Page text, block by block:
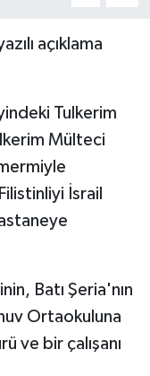
açıklama
Tulkerim
Mülteci
İsrail
Batı Şeria'nın
Ortaokuluna
ve bir çalışanı